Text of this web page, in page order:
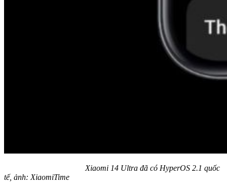
Xiaomi 14 Ultra đã có HyperOS 2.1 quốc
tế, ảnh: XiaomiTime